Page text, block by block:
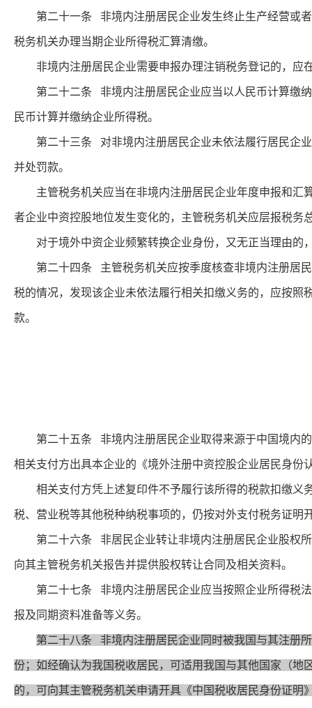
第二十一条 非境内注册居民企业发生终止生产经营或者
税务机关办理当期企业所得税汇算清缴。
非境内注册居民企业需要申报办理注销税务登记的，应
第二十二条 非境内注册居民企业应当以人民币计算缴纳
民币计算并缴纳企业所得税。
第二十三条 对非境内注册居民企业未依法履行居民企业
并处罚款。
主管税务机关应当在非境内注册居民企业年度申报和汇
者企业中资控股地位发生变化的，主管税务机关应层报税务
对于境外中资企业频繁转换企业身份，又无正当理由的
第二十四条 主管税务机关应按季度核查非境内注册居民
税的情况，发现该企业未依法履行相关扣缴义务的，应按
款。
第二十五条 非境内注册居民企业取得来源于中国境内的
相关支付方出具本企业的《境外注册中资控股企业居民身份
相关支付方凭上述复印件不予履行该所得的税款扣缴义
税、营业税等其他税种纳税事项的，仍按对外支付税务证明
第二十六条 非居民企业转让非境内注册居民企业股权所
向其主管税务机关报告并提供股权转让合同及相关资料。
第二十七条 非境内注册居民企业应当按照企业所得税法
报及同期资料准备等义务。
第二十八条 非境内注册居民企业同时被我国与其注册
份；如经确认为我国税收居民，可适用我国与其他国家（
的，可向其主管税务机关申请开具《中国税收居民身份证